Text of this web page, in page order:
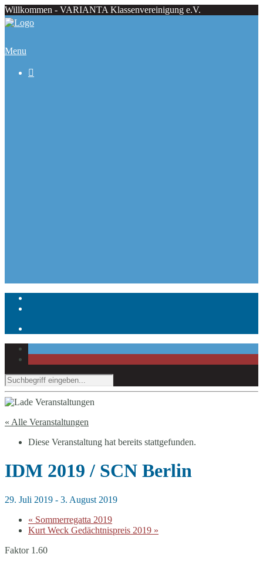
Willkommen - VARIANTA Klassenvereinigung e.V.
Menu

« Alle Veranstaltungen
Diese Veranstaltung hat bereits stattgefunden.
IDM 2019 / SCN Berlin
29. Juli 2019 - 3. August 2019
« Sommerregatta 2019
Kurt Weck Gedächtnispreis 2019 »
Faktor 1.60